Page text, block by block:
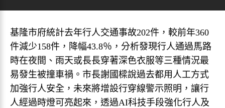
基隆市府統計去年行人交通事故202件，較前年360
件減少158件，降幅43.8％，分析發現行人通過馬路
時在夜間、雨天或長長穿著深色衣服等三種情況最
易發生被撞車禍。市長謝國樑說過去都用人工方式
加強行人安全，未來將增設行穿線警示照明，讓行
人經過時燈可亮起來，透過AI科技手段強化行人及